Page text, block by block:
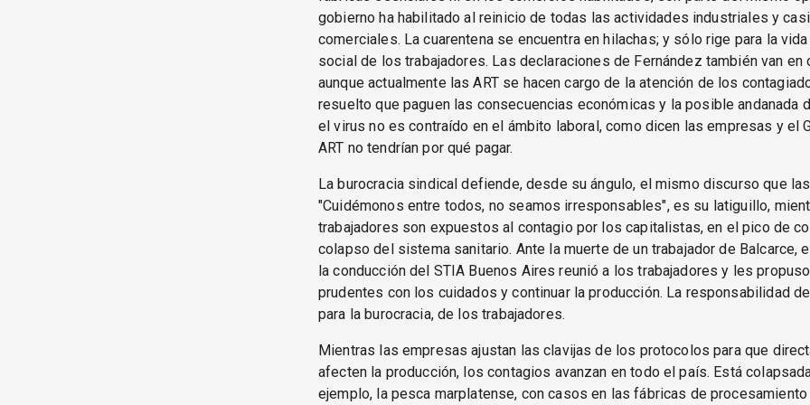
gobierno ha habilitado al reinicio de todas las actividades industriales y
comerciales. La cuarentena se encuentra en hilachas; y sólo rige para la
social de los trabajadores. Las declaraciones de Fernández también van en
aunque actualmente las ART se hacen cargo de la atención de los
resuelto que paguen las consecuencias económicas y la posible andanada
el virus no es contraído en el ámbito laboral, como dicen las empresas y el
ART no tendrían por qué pagar.
La burocracia sindical defiende, desde su ángulo, el mismo discurso que
"Cuidémonos entre todos, no seamos irresponsables", es su latiguillo,
trabajadores son expuestos al contagio por los capitalistas, en el pico de
colapso del sistema sanitario. Ante la muerte de un trabajador de Balcarce,
la conducción del STIA Buenos Aires reunió a los trabajadores y les
prudentes con los cuidados y continuar la producción. La responsabilidad
para la burocracia, de los trabajadores.
Mientras las empresas ajustan las clavijas de los protocolos para que
afecten la producción, los contagios avanzan en todo el país. Está
ejemplo, la pesca marplatense, con casos en las fábricas de